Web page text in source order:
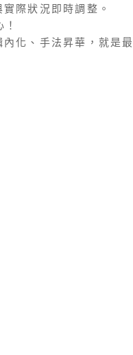
際狀況即時調整。
化、手法昇華，就是